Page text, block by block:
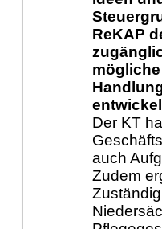
ReKAP
mögliche
Der KT
auch
Zudem